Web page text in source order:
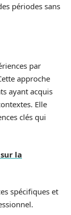
périodes sans
par
approche
ayant acquis
Elle
clés qui
la
spécifiques et